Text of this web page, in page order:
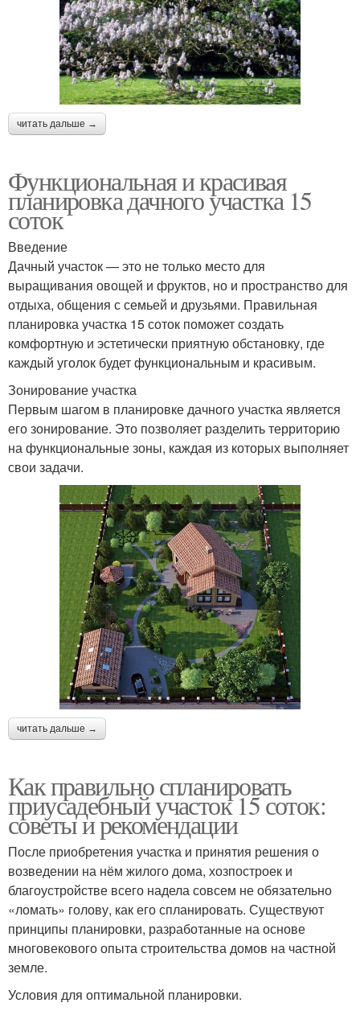
читать дальше →
Функциональная и красивая
планировка дачного участка 15
соток
Введение
Дачный участок — это не только место для
выращивания овощей и фруктов, но и пространство для
отдыха, общения с семьей и друзьями. Правильная
планировка участка 15 соток поможет создать
комфортную и эстетически приятную обстановку, где
каждый уголок будет функциональным и красивым.
Зонирование участка
Первым шагом в планировке дачного участка является
его зонирование. Это позволяет разделить территорию
на функциональные зоны, каждая из которых выполняет
свои задачи.
читать дальше →
Как правильно спланировать
приусадебный участок 15 соток:
советы и рекомендации
После приобретения участка и принятия решения о
возведении на нём жилого дома, хозпостроек и
благоустройстве всего надела совсем не обязательно
«ломать» голову, как его спланировать. Существуют
принципы планировки, разработанные на основе
многовекового опыта строительства домов на частной
земле.
Условия для оптимальной планировки.